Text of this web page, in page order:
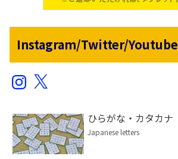
Instagram/Twitter/Youtube
Instagram
X
ひらがな・カタカナ
Japanese letters